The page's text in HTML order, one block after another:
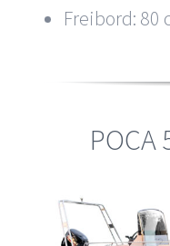
Freibord: 80
POCA